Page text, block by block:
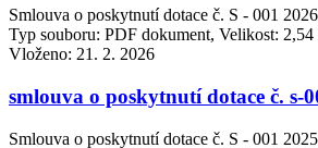
Smlouva o poskytnutí dotace č. S - 001
Typ souboru: PDF dokument, Velikost:
Vloženo: 21. 2. 2026
smlouva o poskytnutí dotace č. s-
Smlouva o poskytnutí dotace č. S - 001